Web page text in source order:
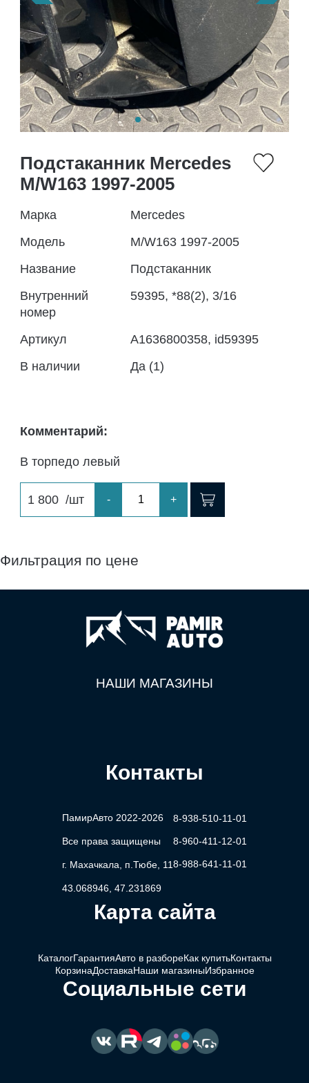
Подстаканник Mercedes
M/W163 1997-2005
Марка
Mercedes
Модель
M/W163 1997-2005
Название
Подстаканник
Внутренний
номер
59395, *88(2), 3/16
Артикул
A1636800358, id59395
В наличии
Да (1)
Комментарий:
В торпедо левый
1 800 /шт - +
Фильтрация по цене
НАШИ МАГАЗИНЫ
Контакты
ПамирАвто 2022-2026
Все права защищены
г. Махачкала, п.Тюбе, 11
43.068946, 47.231869
8-938-510-11-01
8-960-411-12-01
8-988-641-11-01
Карта сайта
КаталогГарантияАвто в разбореКак купитьКонтакты
КорзинаДоставкаНаши магазиныИзбранное
Социальные сети